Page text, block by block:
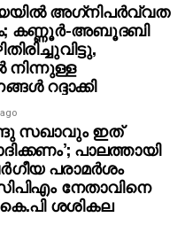
ഒരു സംഘം
എന്ന
പൊലീസ്
ബൈക്കിലെത്തി
വാദിച്ചു.
മധു എന്നിവര്‍
അഗ്‌നിപര്‍വ്വത
കണ്ണൂർ-അബൂദബി
നിന്നുള്ള
റദ്ദാക്കി
സഖാവും ഇത്
പാലത്തായി
പരാമർശം
നേതാവിനെ
ശശികല